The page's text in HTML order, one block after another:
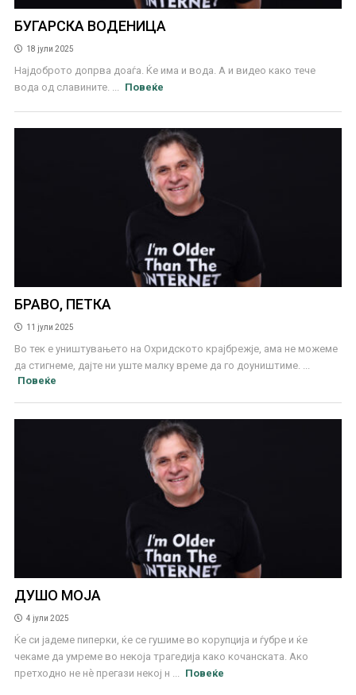
БУГАРСКА ВОДЕНИЦА
18 јули 2025
Најдоброто допрва доаѓа. Ќе има и вода. А и видео како тече
вода од славините. ...
Повеќе
БРАВО, ПЕТКА
11 јули 2025
Во тек е уништувањето на Охридското крајбрежје, ама не можеме
да стигнеме, дајте ни уште малку време да го доуништиме. ...
Повеќе
ДУШО МОЈА
4 јули 2025
Ќе си јадеме пиперки, ќе се гушиме во корупција и ѓубре и ќе
чекаме да умреме во некоја трагедија како кочанската. Ако
претходно не нѐ прегази некој н ...
Повеќе